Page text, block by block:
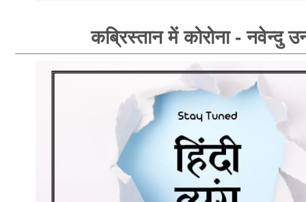
कब्रिस्तान में कोरोना - नवेन्दु